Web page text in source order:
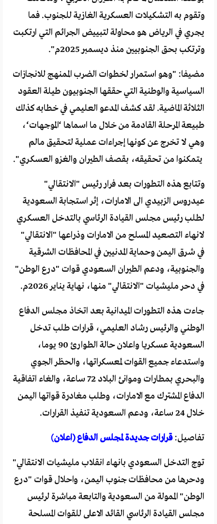
وتقوم به التشكيلات العسكرية الغازية للجنوب. فما
يجري في الرياض هو محاولة لتبييض الجرائم التي ارتكبت
وترتكب بحق الجنوبيين منذ ديسمبر 2025م".
مضيفا: "وهو استمرار لخطوات الضرب الممنهج للانجازات
السياسية والوطنية التي حققها الجنوبيون طيلة العقود
الثلاثة الماضية. لقد كشف المدعو العليمي في خطابه كذلك
طبيعة المرحلة القادمة من خلال ما اسماها ‘الموجهات‘،
وهي لا تخرج عن كونها إجراءات عملية لتحقيق مالم
يتمكنوا من تحقيقه، بقصف الطيران والغزو العسكري".
وتتابع هذه التطورات بعد فرار رئيس "الانتقالي"
عيدروس الزبيدي الى الامارات، إثر استجابة السعودية
لطلب رئيس مجلس القيادة الرئاسي بالتدخل العسكري
لانهاء التصعيد المسلح من الامارات وذراعها "الانتقالي"
في شرق اليمن وحماية المدنيين في المحافظات الشرقية
والجنوبية، ودعم الطيران السعودي قوات "درع الوطن"
في دحر مليشيات "الانتقالي" منها، نهاية يناير 2026م.
جاءت هذه التطورات الميدانية بعد اتخاذ مجلس الدفاع
الوطني والرئيس رشاد العليمي، قرارات طلب تدخل
السعودية عسكريا واعلان حالة الطوارئ 90 يوما،
واستدعاء جميع القوات لمعسكراتها، والحظر الجوي
والبحري بمطارات وموانئ البلاد 72 ساعة، والغاء اتفاقية
الدفاع المشترك مع الامارات، وطلب مغادرة قواتها اليمن
خلال 24 ساعة، ودعم السعودية تنفيذ القرارات.
تفاصيل:قرارات جديدة لمجلس الدفاع (اعلان)
توج التدخل السعودي بانهاء انقلاب مليشيات الانتقالي"
ودحرها من محافظات جنوب اليمن، واحلال قوات "درع
الوطن" الممولة من السعودية والتابعة مباشرة لرئيس
مجلس القيادة الرئاسي القائد الاعلى للقوات المسلحة